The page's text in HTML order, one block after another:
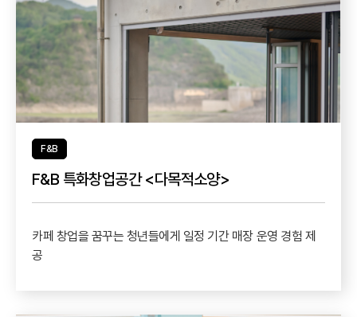
F&B
F&B 특화창업공간 <다목적소양>
카페 창업을 꿈꾸는 청년들에게 일정 기간 매장 운영 경험 제
공